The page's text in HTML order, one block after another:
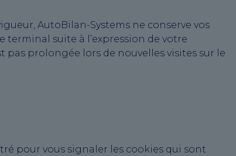
AutoBilan-Systems ne conserve vos
terminal suite à l’expression de votre
pas prolongée lors de nouvelles visites sur le
pour vous signaler les cookies qui sont